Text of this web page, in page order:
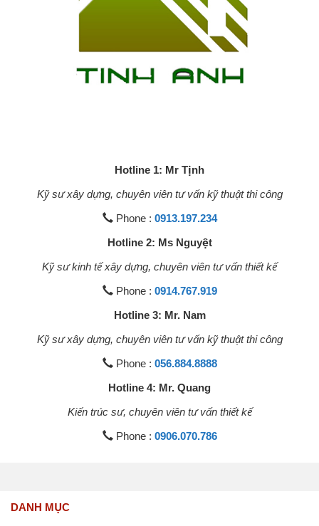
Hotline 1: Mr Tịnh
Kỹ sư xây dựng, chuyên viên tư vấn kỹ thuật thi công
Phone : 0913.197.234
Hotline 2: Ms Nguyệt
Kỹ sư kinh tế xây dựng, chuyên viên tư vấn thiết kế
Phone : 0914.767.919
Hotline 3: Mr. Nam
Kỹ sư xây dựng, chuyên viên tư vấn kỹ thuật thi công
Phone : 056.884.8888
Hotline 4: Mr. Quang
Kiến trúc sư, chuyên viên tư vấn thiết kế
Phone : 0906.070.786
DANH MỤC